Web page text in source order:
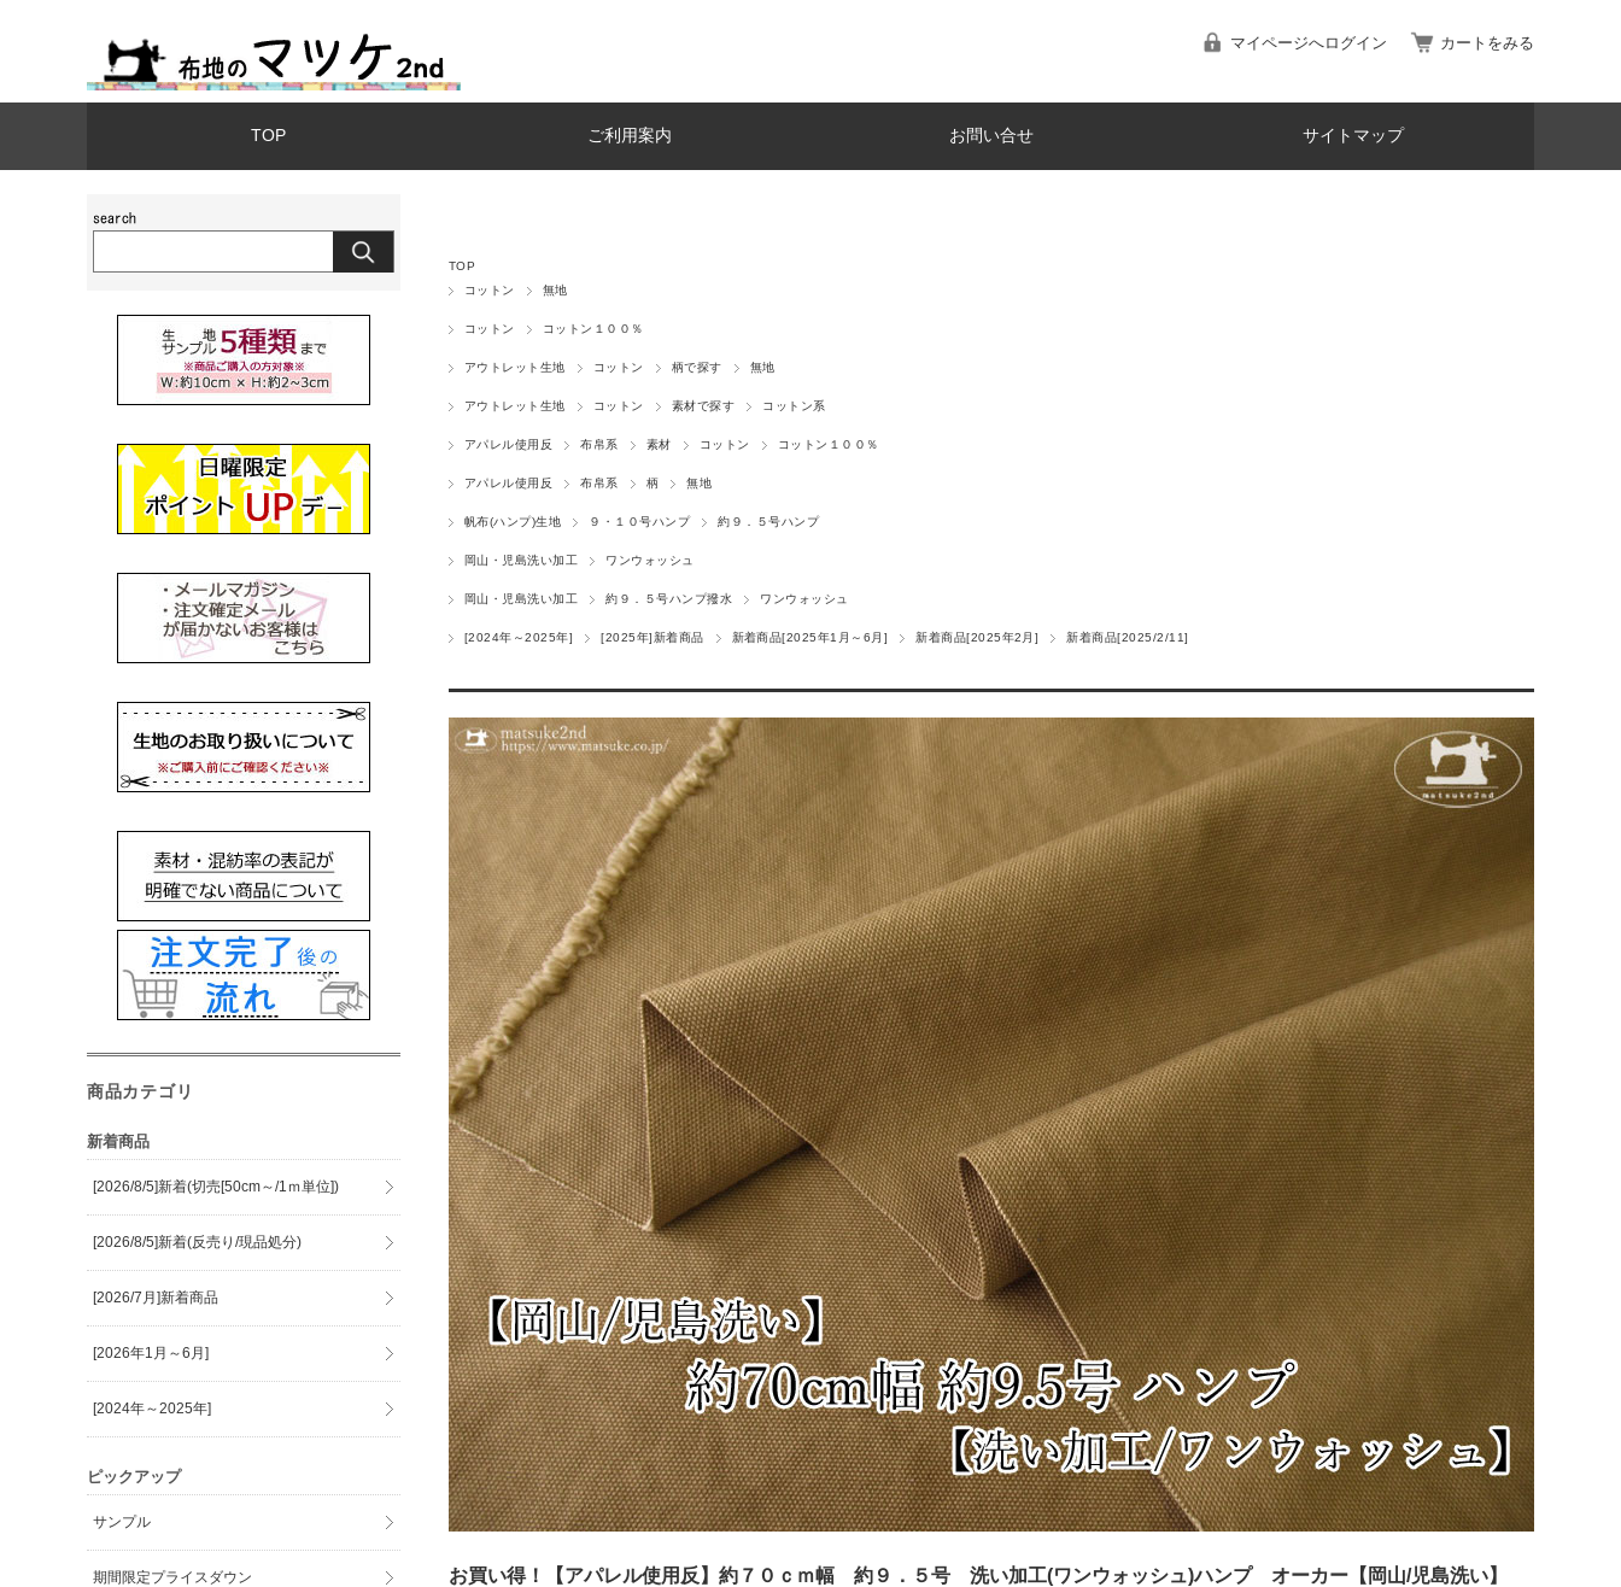
マイページへログイン カートをみる
TOP ご利用案内 お問い合せ サイトマップ
TOP
コットン
無地
コットン コットン１００％
アウトレット生地 コットン 柄で探す 無地
アウトレット生地 コットン 素材で探す コットン系
アパレル使用反 布帛系 素材 コットン コットン１００％
アパレル使用反 布帛系 柄 無地
帆布(ハンプ)生地 ９・１０号ハンプ 約９．５号ハンプ
岡山・児島洗い加工 ワンウォッシュ
岡山・児島洗い加工 約９．５号ハンプ撥水 ワンウォッシュ
[2024年～2025年] [2025年]新着商品 新着商品[2025年1月～6月] 新着商品[2025年2月] 新着商品[2025/2/11]
お買い得！【アパレル使用反】約７０ｃｍ幅 約９．５号 洗い加工(ワンウォッシュ)ハンプ オーカー【岡山/児島洗い】
商品カテゴリ
新着商品
[2026/8/5]新着(切売[50cm～/1ｍ単位])
[2026/8/5]新着(反売り/現品処分)
[2026/7月]新着商品
[2026年1月～6月]
[2024年～2025年]
ピックアップ
サンプル
期間限定プライスダウン